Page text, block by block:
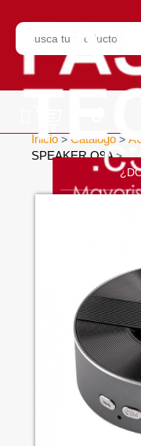
Inicio > Catálogo >
SPEAKER Q9A>